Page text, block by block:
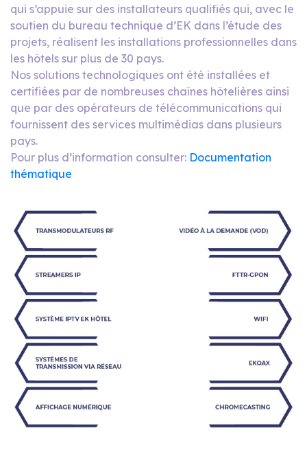
qui s’appuie sur des installateurs qualifiés qui, avec le
soutien du bureau technique d’EK dans l’étude des
projets, réalisent les installations professionnelles dans
les hôtels sur plus de 30 pays.
Nos solutions technologiques ont été installées et
certifiées par de nombreuses chaînes hôtelières ainsi
que par des opérateurs de télécommunications qui
fournissent des services multimédias dans plusieurs
pays.
Pour plus d’information consulter: Documentation
thématique